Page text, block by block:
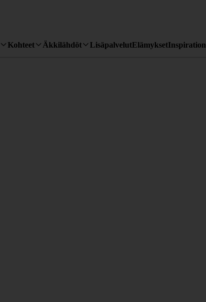
Kohteet Äkkilähdöt LisäpalvelutElämyksetInspiration